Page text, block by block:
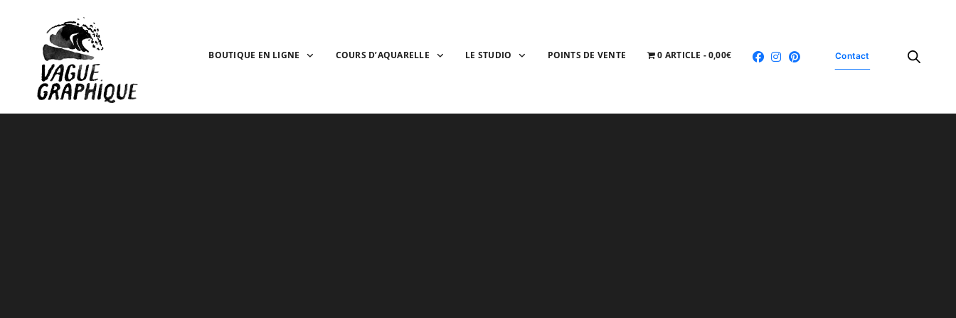
BOUTIQUE EN LIGNE COURS D’AQUARELLE LE STUDIO POINTS DE VENTE 0 ARTICLE 0,00€ Contact